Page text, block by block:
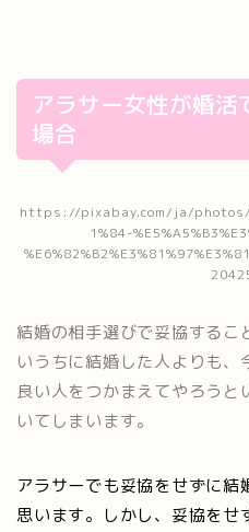
アラサー女性が婚活
場合
https://pixabay.com/ja/photos/
1%84-
結婚の相手選びで妥協する
いうちに結婚した人よりも
良い人をつかまえてやろう
いてしまいます。
アラサーでも妥協をせずに結
思います。しかし、妥協をせ